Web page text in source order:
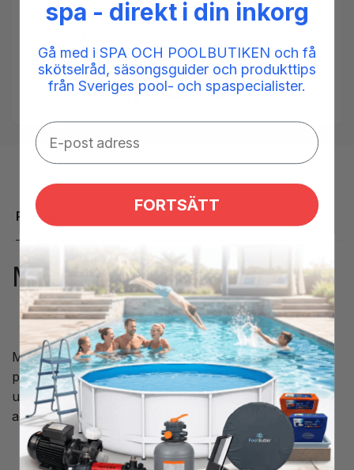
Taggar: Magic lube,magiclube, silicone , smörjmedel
Kategorier:
Installation,
Verktyg & tillbehör för montage,
Verktyg & tillbehör spabad
Produktbeskrivning
Magic Lube II 30ml
MAGIC LUBE II 30ml tub för smörjning/ infettning av
packning och o-ring, passar perfekt till din pool
utrustning då den är extra tålig mot klor och andra
aggressiva rengöringsmedel.
spa - direkt i din inkorg
Gå med i SPA OCH POOLBUTIKEN och få
skötselråd, säsongsguider och produkttips
från Sveriges pool- och spaspecialister.
FORTSÄTT